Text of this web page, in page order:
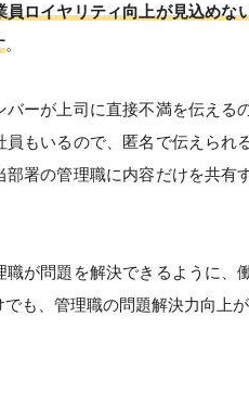
員ロイヤリティ向上が見込めな
。
バーが上司に直接不満を伝え
員もいるので、匿名で伝えら
部署の管理職に内容だけを共
職が問題を解決できるように
も、管理職の問題解決力向上